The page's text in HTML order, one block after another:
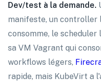
Dev/test à la demande.
manifeste, un controller
consomme, le
sa VM Vagrant qui
workflows légers,
rapide, mais KubeVirt a